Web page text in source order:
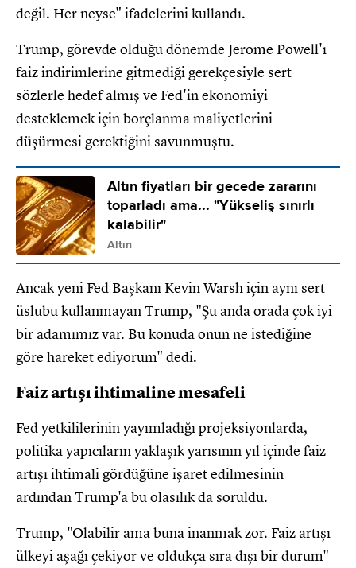
değil. Her neyse" ifadelerini kullandı.
Trump, görevde olduğu dönemde Jerome Powell'ı
faiz indirimlerine gitmediği gerekçesiyle sert
sözlerle hedef almış ve Fed'in ekonomiyi
desteklemek için borçlanma maliyetlerini
düşürmesi gerektiğini savunmuştu.
Altın fiyatları bir gecede zararını
toparladı ama... "Yükseliş sınırlı
kalabilir"
Altın
Ancak yeni Fed Başkanı Kevin Warsh için aynı sert
üslubu kullanmayan Trump, "Şu anda orada çok iyi
bir adamımız var. Bu konuda onun ne istediğine
göre hareket ediyorum" dedi.
Faiz artışı ihtimaline mesafeli
Fed yetkililerinin yayımladığı projeksiyonlarda,
politika yapıcıların yaklaşık yarısının yıl içinde faiz
artışı ihtimali gördüğüne işaret edilmesinin
ardından Trump'a bu olasılık da soruldu.
Trump, "Olabilir ama buna inanmak zor. Faiz artışı
ülkeyi aşağı çekiyor ve oldukça sıra dışı bir durum"